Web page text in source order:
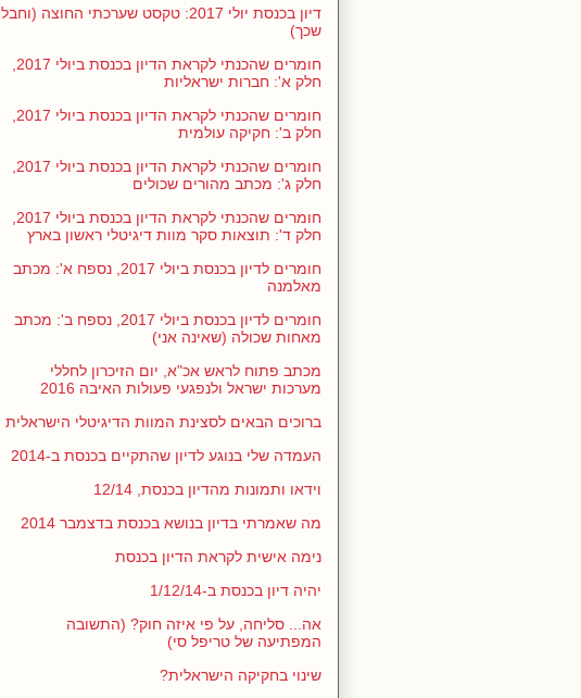
דיון בכנסת יולי 2017: טקסט שערכתי החוצה (וחבל
שכך)
חלק א': חברות ישראליות
חלק ב': חקיקה עולמית
חלק ג': מכתב מהורים שכולים
חלק ד': תוצאות סקר מוות דיגיטלי ראשון בארץ
חומרים לדיון בכנסת ביולי 2017, נספח א': מכתב
מאלמנה
חומרים לדיון בכנסת ביולי 2017, נספח ב': מכתב
מאחות שכולה (שאינה אני)
מכתב פתוח לראש אכ"א, יום הזיכרון לחללי
מערכות ישראל ולנפגעי פעולות האיבה 2016
ברוכים הבאים לסצינת המוות הדיגיטלי הישראלית
העמדה שלי בנוגע לדיון שהתקיים בכנסת ב-2014
וידאו ותמונות מהדיון בכנסת, 12/14
מה שאמרתי בדיון בנושא בכנסת בדצמבר 2014
נימה אישית לקראת הדיון בכנסת
יהיה דיון בכנסת ב-1/12/14
אה... סליחה, על פי איזה חוק? (התשובה
המפתיעה של טריפל סי)
שינוי בחקיקה הישראלית?